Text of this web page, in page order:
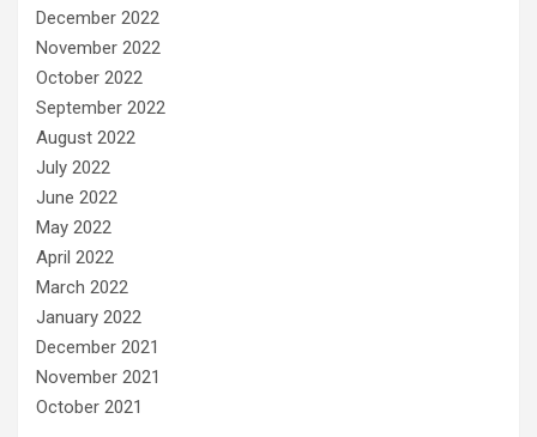
December 2022
November 2022
October 2022
September 2022
August 2022
July 2022
June 2022
May 2022
April 2022
March 2022
January 2022
December 2021
November 2021
October 2021